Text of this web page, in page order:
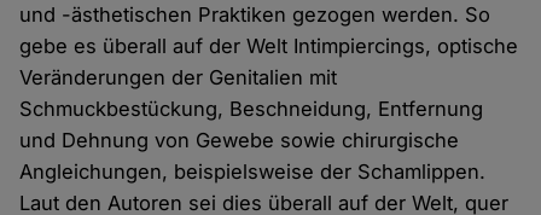
und -ästhetischen Praktiken gezogen werden. So
gebe es überall auf der Welt Intimpiercings, optische
Veränderungen der Genitalien mit
Schmuckbestückung, Beschneidung, Entfernung
und Dehnung von Gewebe sowie chirurgische
Angleichungen, beispielsweise der Schamlippen.
Laut den Autoren sei dies überall auf der Welt, quer